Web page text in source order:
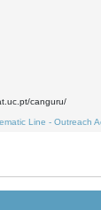
canguru/
Line - Outreach